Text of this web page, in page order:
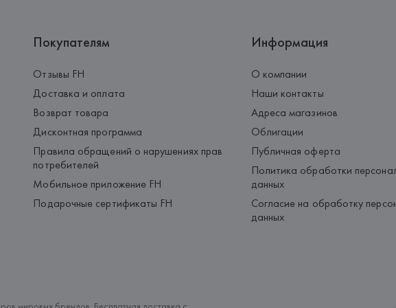
Покупателям
Отзывы FH
Доставка и оплата
Возврат товара
Дисконтная программа
Правила обращений о нарушениях прав
потребителей
Мобильное приложение FH
Подарочные сертификаты FH
Информация
О компании
Наши контакты
Адреса магазинов
Облигации
Публичная оферта
Политика обработки
данных
Согласие на обработку
данных